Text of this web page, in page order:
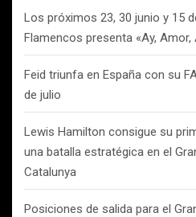
Los próximos 23, 30 junio y 15
Flamencos presenta «Ay, Amor,
Feid triunfa en España con su
de julio
Lewis Hamilton consigue su
una batalla estratégica en el
Catalunya
Posiciones de salida para el